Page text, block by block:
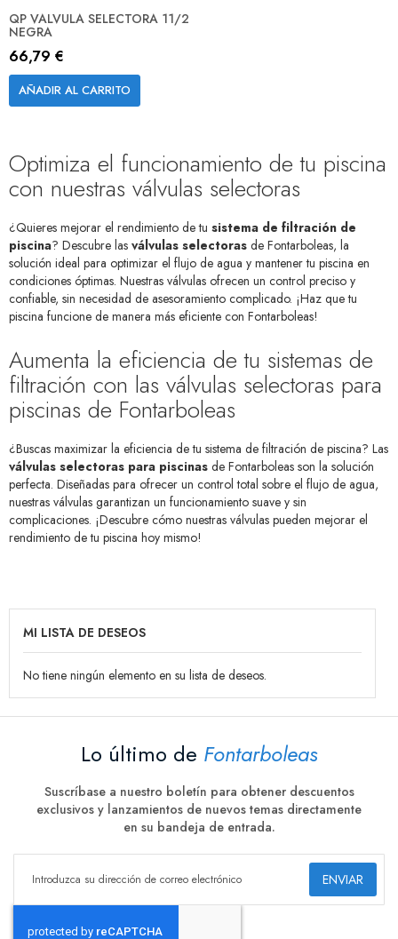
QP VALVULA SELECTORA 11/2
NEGRA
66,79 €
AÑADIR AL CARRITO
Optimiza el funcionamiento de tu piscina
con nuestras válvulas selectoras
¿Quieres mejorar el rendimiento de tu sistema de filtración de
piscina? Descubre las válvulas selectoras de Fontarboleas, la
solución ideal para optimizar el flujo de agua y mantener tu piscina en
condiciones óptimas. Nuestras válvulas ofrecen un control preciso y
confiable, sin necesidad de asesoramiento complicado. ¡Haz que tu
piscina funcione de manera más eficiente con Fontarboleas!
Aumenta la eficiencia de tu sistemas de
filtración con las válvulas selectoras para
piscinas de Fontarboleas
¿Buscas maximizar la eficiencia de tu sistema de filtración de piscina? Las
válvulas selectoras para piscinas de Fontarboleas son la solución
perfecta. Diseñadas para ofrecer un control total sobre el flujo de agua,
nuestras válvulas garantizan un funcionamiento suave y sin
complicaciones. ¡Descubre cómo nuestras válvulas pueden mejorar el
rendimiento de tu piscina hoy mismo!
MI LISTA DE DESEOS
No tiene ningún elemento en su lista de deseos.
Lo último de Fontarboleas
Suscríbase a nuestro boletín para obtener descuentos
exclusivos y lanzamientos de nuevos temas directamente
en su bandeja de entrada.
ENVIAR